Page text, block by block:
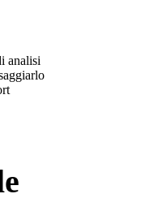
analisi